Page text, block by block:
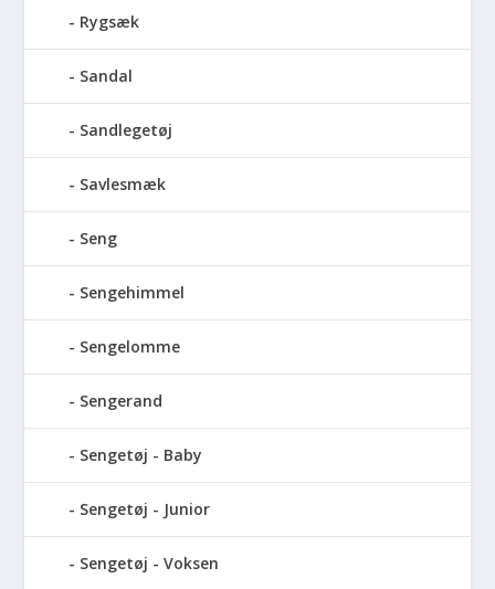
Rygsæk
Sandal
Sandlegetøj
Savlesmæk
Seng
Sengehimmel
Sengelomme
Sengerand
Sengetøj - Baby
Sengetøj - Junior
Sengetøj - Voksen